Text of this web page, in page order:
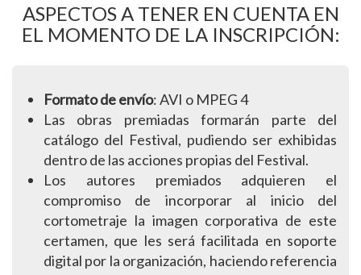
ASPECTOS A TENER EN CUENTA EN
EL MOMENTO DE LA INSCRIPCIÓN:
Formato de envío: AVI o MPEG 4
Las obras premiadas formarán parte del
catálogo del Festival, pudiendo ser exhibidas
dentro de las acciones propias del Festival.
Los autores premiados adquieren el
compromiso de incorporar al inicio del
cortometraje la imagen corporativa de este
certamen, que les será facilitada en soporte
digital por la organización, haciendo referencia